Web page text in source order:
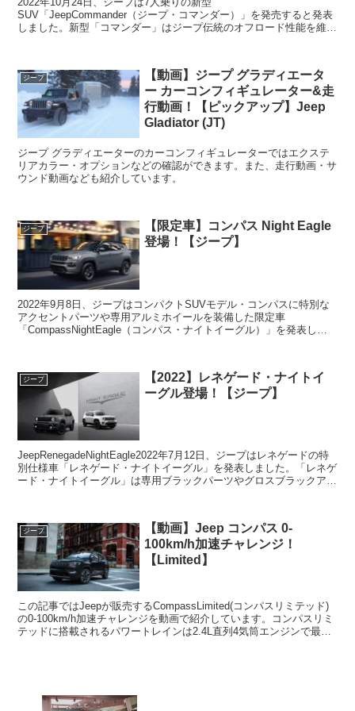
SUV「JeepCommander（ジープ・コマンダー）」を発売すると発表
しました。新型「コマンダー」はジープ伝統のオフロード性能を維持
ジープ
【動画】ジープ グラディエータ
ー カーコンフィギュレーター&走
行動画！【ピックアップ】Jeep
Gladiator (JT)
ジープ グラディエーターのカーコンフィギュレーターではエクステ
リアカラー・オプションなどの確認ができます。また、走行動画・サ
ウンド動画なども紹介しています。
ジープ
【限定車】コンパス Night Eagle
登場！【ジープ】
2022年9月8日、ジープはコンパクトSUVモデル・コンパスに特別な
アクセントパーツや専用アルミホイールを装備した限定車
「CompassNightEagle（コンパス・ナイトイーグル）」を発表しま
ジープ
【2022】レネゲード・ナイトイ
ーグル登場！【ジープ】
JeepRenegadeNightEagle2022年7月12日、ジープはレネゲードの特
別仕様車「レネゲード・ナイトイーグル」を発表しました。「レネゲ
ード・ナイトイーグル」は専用ブラックパーツやグロスブラックアル
ジープ
【動画】Jeep コンパス 0-
100km/h加速チャレンジ！
【Limited】
この記事ではJeepが販売するCompassLimited(コンパスリミテッド)
の0-100km/h加速チャレンジを動画で紹介しています。コンパスリミ
テッドに搭載されるパワートレインは2.4L直列4気筒エンジンで最高